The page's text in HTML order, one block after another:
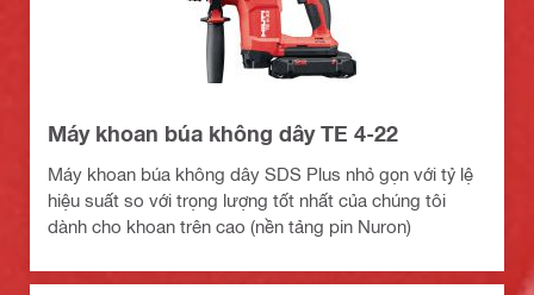
Máy khoan búa không dây TE 4-22
Máy khoan búa không dây SDS Plus nhỏ gọn với tỷ lệ
hiệu suất so với trọng lượng tốt nhất của chúng tôi
dành cho khoan trên cao (nền tảng pin Nuron)